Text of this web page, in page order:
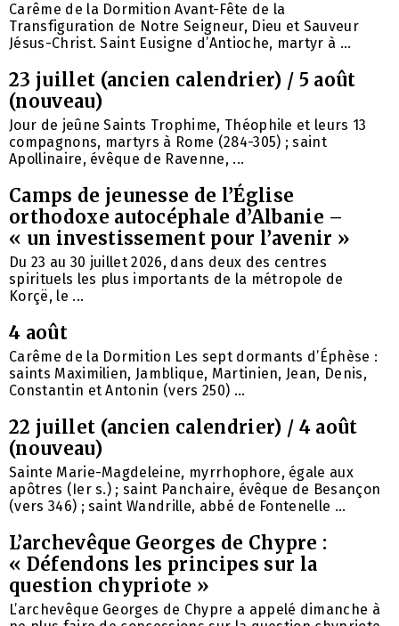
Carême de la Dormition Avant-Fête de la
Transfiguration de Notre Seigneur, Dieu et Sauveur
Jésus-Christ. Saint Eusigne d’Antioche, martyr à ...
23 juillet (ancien calendrier) / 5 août
(nouveau)
Jour de jeûne Saints Trophime, Théophile et leurs 13
compagnons, martyrs à Rome (284-305) ; saint
Apollinaire, évêque de Ravenne, ...
Camps de jeunesse de l’Église
orthodoxe autocéphale d’Albanie –
« un investissement pour l’avenir »
Du 23 au 30 juillet 2026, dans deux des centres
spirituels les plus importants de la métropole de
Korçë, le ...
4 août
Carême de la Dormition Les sept dormants d’Éphèse :
saints Maximilien, Jamblique, Martinien, Jean, Denis,
Constantin et Antonin (vers 250) ...
22 juillet (ancien calendrier) / 4 août
(nouveau)
Sainte Marie-Magdeleine, myrrhophore, égale aux
apôtres (Ier s.) ; saint Panchaire, évêque de Besançon
(vers 346) ; saint Wandrille, abbé de Fontenelle ...
L’archevêque Georges de Chypre :
« Défendons les principes sur la
question chypriote »
L’archevêque Georges de Chypre a appelé dimanche à